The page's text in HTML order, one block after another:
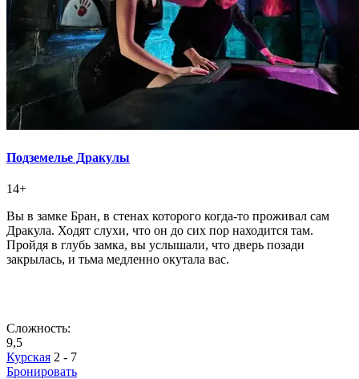
Подземелье Дракулы
14+
Вы в замке Бран, в стенах которого когда-то проживал сам
Дракула. Ходят слухи, что он до сих пор находится там.
Пройдя в глубь замка, вы услышали, что дверь позади
закрылась, и тьма медленно окутала вас.
Сложность:
9,5
Курская 2 - 7
Бронировать